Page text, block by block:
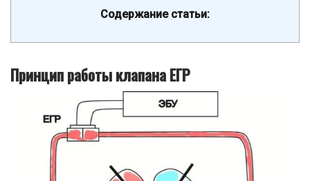
Содержание статьи:
Принцип работы клапана ЕГР